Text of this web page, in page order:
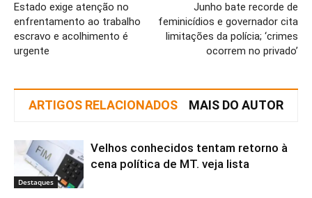
Estado exige atenção no
enfrentamento ao trabalho
escravo e acolhimento é
urgente
Junho bate recorde de
feminicídios e governador cita
limitações da polícia; ‘crimes
ocorrem no privado’
ARTIGOS RELACIONADOS MAIS DO AUTOR
Destaques
Velhos conhecidos tentam retorno à
cena política de MT. veja lista